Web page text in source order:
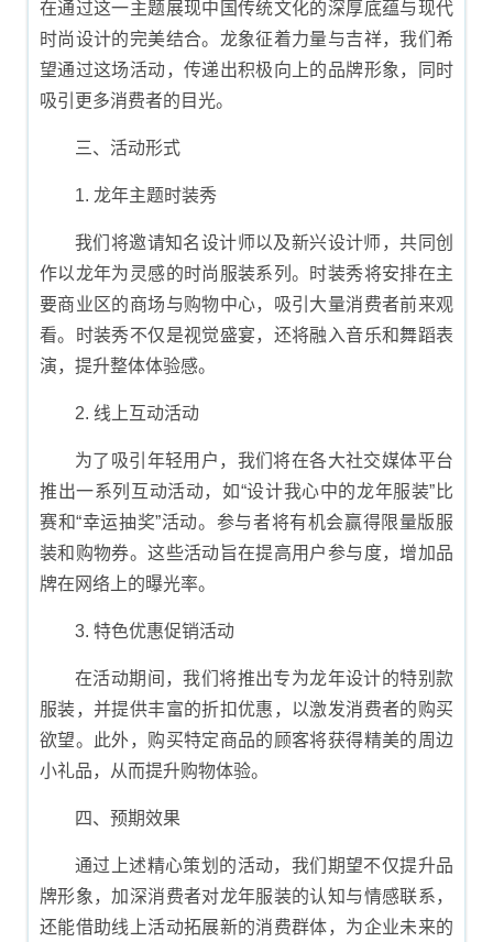
在通过这一主题展现中国传统文化的深厚底蕴与现代
时尚设计的完美结合。龙象征着力量与吉祥，我们希
望通过这场活动，传递出积极向上的品牌形象，同时
吸引更多消费者的目光。
三、活动形式
1. 龙年主题时装秀
我们将邀请知名设计师以及新兴设计师，共同创
作以龙年为灵感的时尚服装系列。时装秀将安排在主
要商业区的商场与购物中心，吸引大量消费者前来观
看。时装秀不仅是视觉盛宴，还将融入音乐和舞蹈表
演，提升整体体验感。
2. 线上互动活动
为了吸引年轻用户，我们将在各大社交媒体平台
推出一系列互动活动，如“设计我心中的龙年服装”比
赛和“幸运抽奖”活动。参与者将有机会赢得限量版服
装和购物券。这些活动旨在提高用户参与度，增加品
牌在网络上的曝光率。
3. 特色优惠促销活动
在活动期间，我们将推出专为龙年设计的特别款
服装，并提供丰富的折扣优惠，以激发消费者的购买
欲望。此外，购买特定商品的顾客将获得精美的周边
小礼品，从而提升购物体验。
四、预期效果
通过上述精心策划的活动，我们期望不仅提升品
牌形象，加深消费者对龙年服装的认知与情感联系，
还能借助线上活动拓展新的消费群体，为企业未来的